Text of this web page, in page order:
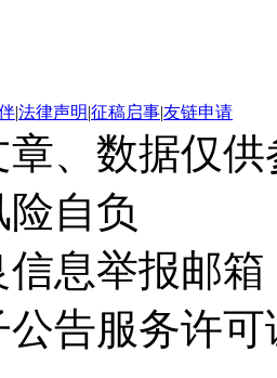
|法律声明|征稿启事|友链申请
、数据仅
险自负
息举报邮箱
服务许可